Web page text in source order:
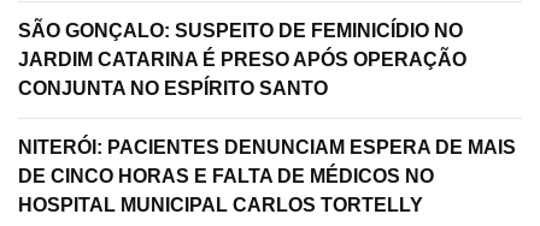
SÃO GONÇALO: SUSPEITO DE FEMINICÍDIO NO
JARDIM CATARINA É PRESO APÓS OPERAÇÃO
CONJUNTA NO ESPÍRITO SANTO
NITERÓI: PACIENTES DENUNCIAM ESPERA DE MAIS
DE CINCO HORAS E FALTA DE MÉDICOS NO
HOSPITAL MUNICIPAL CARLOS TORTELLY